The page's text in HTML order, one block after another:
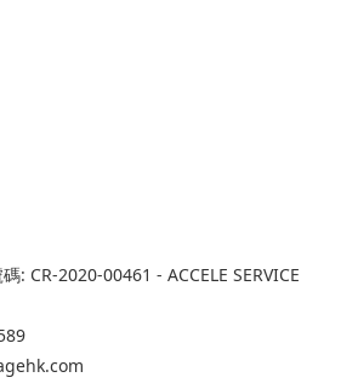
: CR-2020-00461 - ACCELE SERVICE